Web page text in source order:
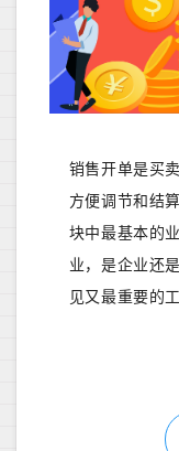
销售开单是买
方便调节和结
块中最基本的
业，是企业还
见又最重要的